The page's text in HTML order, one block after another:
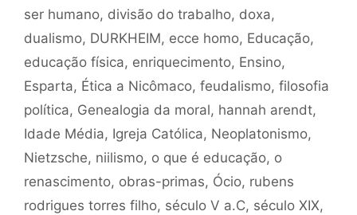
ser humano, divisão do trabalho, doxa,
dualismo, DURKHEIM, ecce homo, Educação,
educação física, enriquecimento, Ensino,
Esparta, Ética a Nicômaco, feudalismo, filosofia
política, Genealogia da moral, hannah arendt,
Idade Média, Igreja Católica, Neoplatonismo,
Nietzsche, niilismo, o que é educação, o
renascimento, obras-primas, Ócio, rubens
rodrigues torres filho, século V a.C, século XIX,